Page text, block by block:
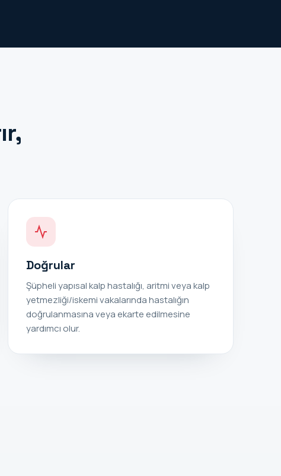
Doğrular
Şüpheli yapısal kalp hastalığı, aritmi veya kalp
yetmezliği/iskemi vakalarında hastalığın
doğrulanmasına veya ekarte edilmesine
yardımcı olur.